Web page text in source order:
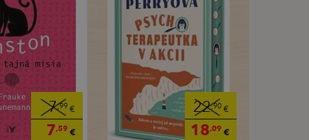
7,99 €
7,59 €
22,90 €
18,09 €